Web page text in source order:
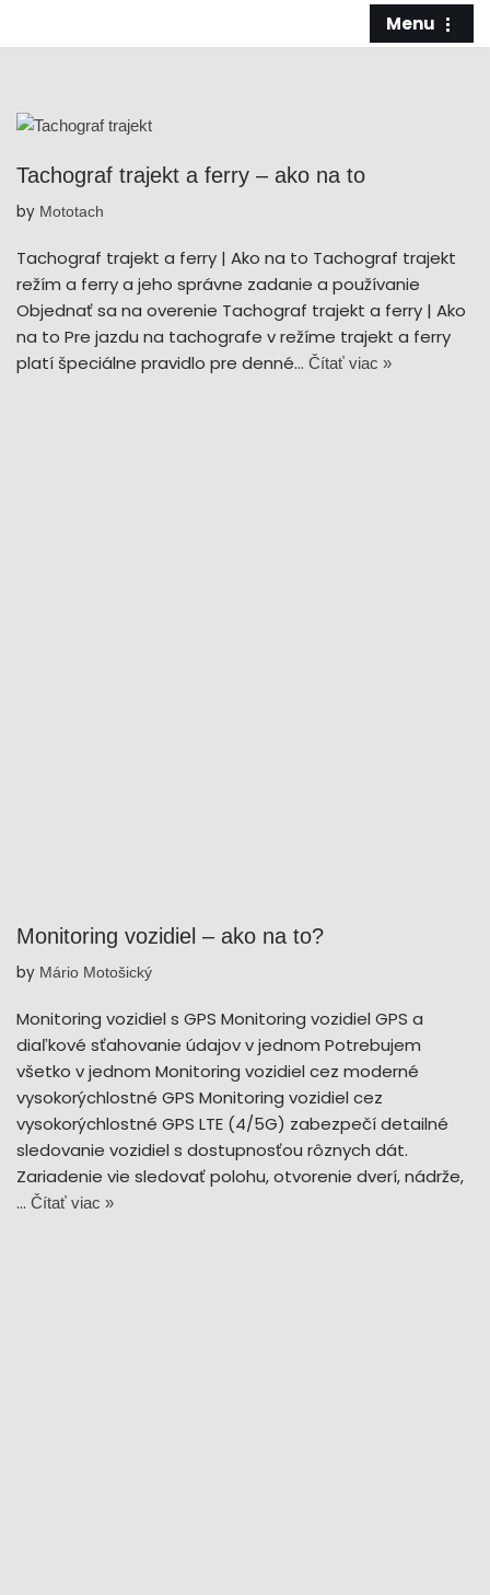
obsah
Menu
Tachograf trajekt a ferry – ako na to
by Mototach
Tachograf trajekt a ferry | Ako na to Tachograf trajekt
režím a ferry a jeho správne zadanie a používanie
Objednať sa na overenie Tachograf trajekt a ferry | Ako
na to Pre jazdu na tachografe v režíme trajekt a ferry
platí špeciálne pravidlo pre denné… Čítať viac »
Monitoring vozidiel – ako na to?
by Mário Motošický
Monitoring vozidiel s GPS Monitoring vozidiel GPS a
diaľkové sťahovanie údajov v jednom Potrebujem
všetko v jednom Monitoring vozidiel cez moderné
vysokorýchlostné GPS Monitoring vozidiel cez
vysokorýchlostné GPS LTE (4/5G) zabezpečí detailné
sledovanie vozidiel s dostupnosťou rôznych dát.
Zariadenie vie sledovať polohu, otvorenie dverí, nádrže,
… Čítať viac »